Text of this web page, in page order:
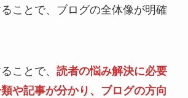
ことで、ブログの全体像が明確
ことで、 読者の悩み解決に必要
や記事が分かり、ブログの方向